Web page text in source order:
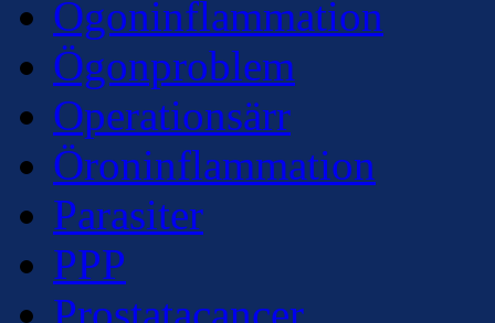
Ögoninflammation
Ögonproblem
Operationsärr
Öroninflammation
Parasiter
PPP